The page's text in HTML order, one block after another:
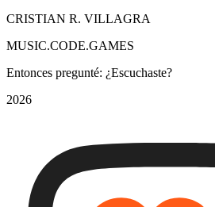
CRISTIAN R. VILLAGRA
MUSIC.CODE.GAMES
Entonces pregunté: ¿Escuchaste?
2026